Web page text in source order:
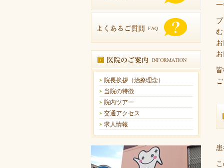
院長挨拶（治療理念）
当院の特徴
院内ツアー
交通アクセス
求人情報